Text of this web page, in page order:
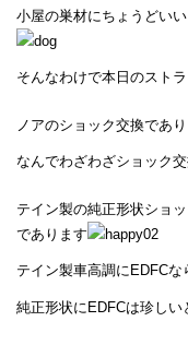
小屋の巣材にちょうどい
そんなわけで本日のスト
ノアのショック交換であり
なんでわざわざショック
テイン製の純正形状ショ
であります
テイン製車高調にEDFC
純正形状にEDFCは珍しい